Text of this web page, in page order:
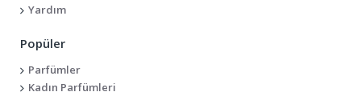
Yardım
Popüler
Parfümler
Kadın Parfümleri